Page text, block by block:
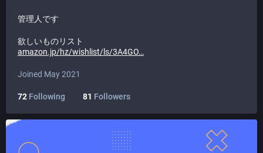
管理人です
欲しいものリスト
amazon.jp/hz/wishlist/ls/3A4GO
Joined May 2021
72 Following 81 Followers